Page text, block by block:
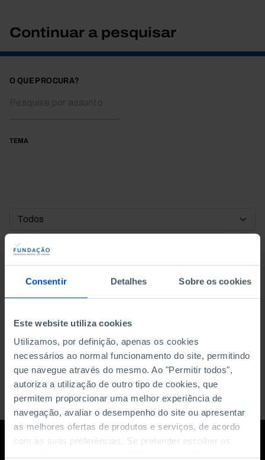
Consentir Detalhes Sobre os cookies
Este website utiliza cookies
Utilizamos, por definição, apenas os cookies
necessários ao normal funcionamento do site, permitindo
que navegue através do mesmo. Ao "Permitir todos",
autoriza a utilização de outro tipo de cookies, que
permitem proporcionar uma melhor experiência de
navegação, avaliar o desempenho do site ou apresentar
as melhores ofertas de produtos e serviços, de acordo
com as suas preferências. Se pretender escolher os
Continuar a pesquisar
O QUE PROCURA?
TEMA
DATA DE INÍCIO
DATA DE FIM